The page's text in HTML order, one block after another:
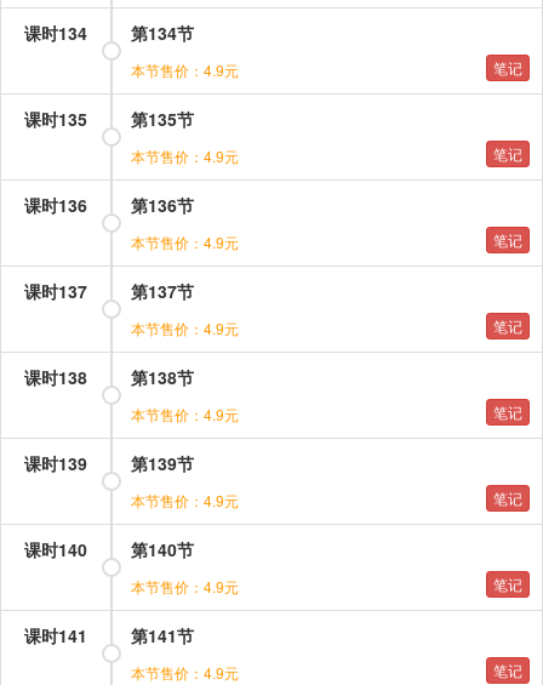
课时134 第134节
本节售价：4.9元 笔记
课时135 第135节
本节售价：4.9元 笔记
课时136 第136节
本节售价：4.9元 笔记
课时137 第137节
本节售价：4.9元 笔记
课时138 第138节
本节售价：4.9元 笔记
课时139 第139节
本节售价：4.9元 笔记
课时140 第140节
本节售价：4.9元 笔记
课时141 第141节
本节售价：4.9元 笔记